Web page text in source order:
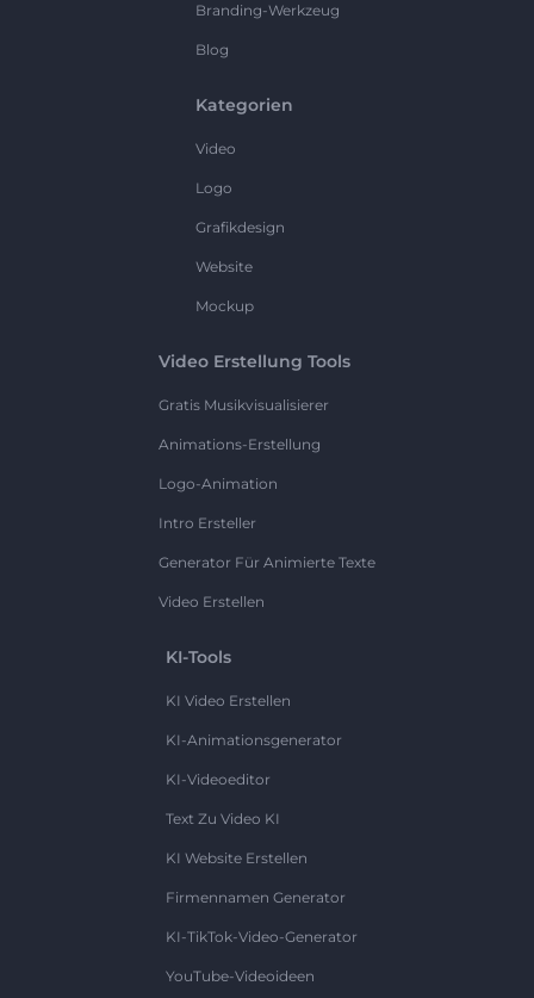
Branding-Werkzeug
Blog
Kategorien
Video
Logo
Grafikdesign
Website
Mockup
Video Erstellung Tools
Gratis Musikvisualisierer
Animations-Erstellung
Logo-Animation
Intro Ersteller
Generator Für Animierte Texte
Video Erstellen
KI-Tools
KI Video Erstellen
KI-Animationsgenerator
KI-Videoeditor
Text Zu Video KI
KI Website Erstellen
Firmennamen Generator
KI-TikTok-Video-Generator
YouTube-Videoideen